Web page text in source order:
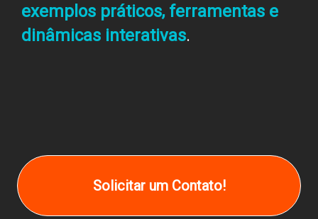
exemplos práticos, ferramentas e
dinâmicas interativas.
Solicitar um Contato!